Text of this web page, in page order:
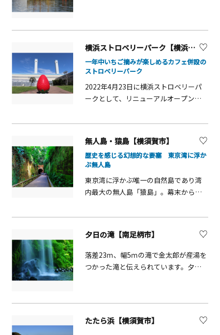
とのつながりを感じることができま
す。三崎港エリアでの滞在を通じて、三
崎のルーツや地域住民の暮らしといっ
た三崎の内面を知ることができる旅を
してみませんか。 地域まるごとホテル
プランは日によって異なるため、チェ
ックインの際に宿泊施設のスタッフま
でお問合せください。 「三浦半島の旅
宿 三崎宿」の宿泊予約はこちらか
ら https://misakijyuku.jp/ ＜実施主
社三浦海業公社、海南神社、サカナと
に、富士山・箱根神社の水中鳥居と言
った箱根ならではの景色をご覧いただ
けます。湖を航行するため揺れも少な
く、静かで優雅なクルージングをお楽
しみいただけます。
横浜ストロベリーパーク【横浜市鶴見区】
一年中いちご摘みが楽しめるカフェ併設の
ストロベリーパーク
2022年4月23日に横浜ストロベリーパ
ークとして、リニューアルオープンし
で、季節を問わず、みずみずしくておい
す。 カフェも併設しており、施設で採
れたいちごを使用して、いちごジュー
ス、いちごパフェなども堪能できま
す。 横浜ストロベリーパークのいちご
は、障がいのある方が、いちご栽培専
てております。みなさまのお越しを笑
顔でお待ちしております。 いちご摘み
の概要〇営業日：土・日・祝のみ〇事
前予約制（下段の予約サイトにてご予
約ください。）〇時間：①11:00開始
ップ 税込2,500円（摘み取り用カップ：
無人島・猿島【横須賀市】
歴史を感じる幻想的な要塞 東京湾に浮か
ぶ無人島
東京湾に浮かぶ唯一の自然島であり湾
内最大の無人島「猿島」。幕末から太
活躍し、島内には今でも砲台や兵舎の
レンガ造りの要塞にツタが絡まり苔む
した様子は、思わず息をのむほど幻想
的！より深く＆効率的に散策したい方
ラン「Oceans Kitchen」で。横須賀海
夕日の滝【南足柄市】
落差23ｍ、幅5ｍの滝で金太郎が産湯を
つかった滝と伝えられています。夕日
緑、紅葉ともに美しく、夏はキャンプ
たたら浜【横須賀市】